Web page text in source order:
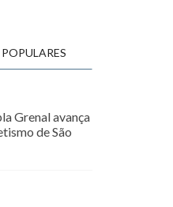
Grenal avança
de São